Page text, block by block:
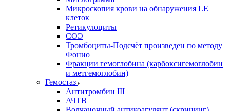
Микроскопия крови на обнаружения LE
клеток
Ретикулоциты
СОЭ
Тромбоциты-Подсчёт произведен по методу
Фонио
Фракции гемоглобина (карбоксигемоглобин
и метгемоглобин)
Гемостаз
Антитромбин III
АЧТВ